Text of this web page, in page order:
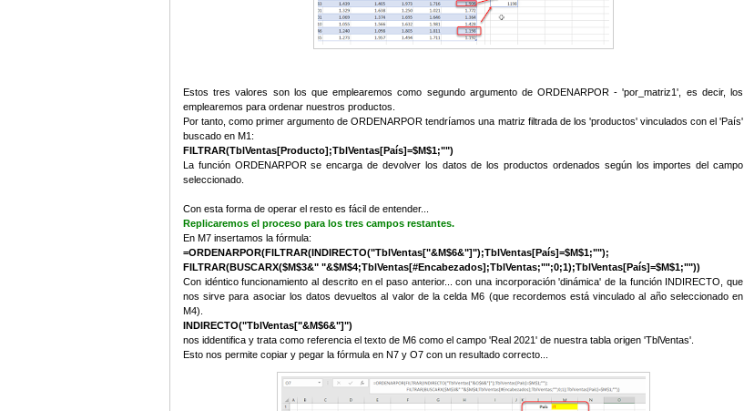
Estos tres valores son los que emplearemos como segundo argumento de ORDENARPOR - 'por_matriz1', es decir, los
emplearemos para ordenar nuestros productos.
Por tanto, como primer argumento de ORDENARPOR tendríamos una matriz filtrada de los 'productos' vinculados con el 'País'
buscado en M1:
FILTRAR(TblVentas[Producto];TblVentas[País]=$M$1;"")
La función ORDENARPOR se encarga de devolver los datos de los productos ordenados según los importes del campo
seleccionado.
Con esta forma de operar el resto es fácil de entender...
Replicaremos el proceso para los tres campos restantes.
En M7 insertamos la fórmula:
=ORDENARPOR(FILTRAR(INDIRECTO("TblVentas["&M$6&"]");TblVentas[País]=$M$1;"");
FILTRAR(BUSCARX($M$3&" "&$M$4;TblVentas[#Encabezados];TblVentas;"";0;1);TblVentas[País]=$M$1;""))
Con idéntico funcionamiento al descrito en el paso anterior... con una incorporación 'dinámica' de la función INDIRECTO, que
nos sirve para asociar los datos devueltos al valor de la celda M6 (que recordemos está vinculado al año seleccionado en
M4).
INDIRECTO("TblVentas["&M$6&"]")
nos iddentifica y trata como referencia el texto de M6 como el campo 'Real 2021' de nuestra tabla origen 'TblVentas'.
Esto nos permite copiar y pegar la fórmula en N7 y O7 con un resultado correcto...